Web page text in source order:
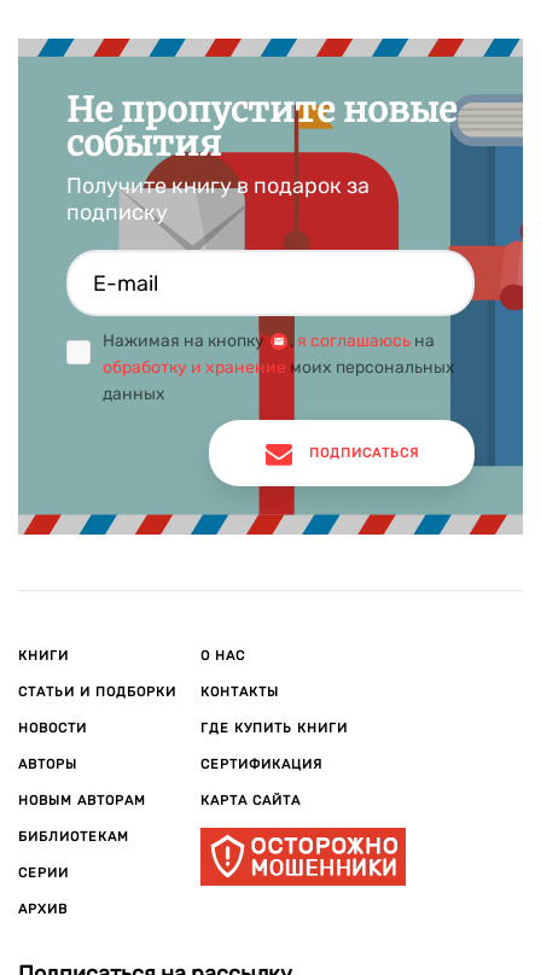
Не пропустите новые
события
Получите книгу в подарок за
подписку
Нажимая на кнопку , я соглашаюсь на
обработку и хранение моих персональных
данных
ПОДПИСАТЬСЯ
КНИГИ
СТАТЬИ И ПОДБОРКИ
НОВОСТИ
АВТОРЫ
НОВЫМ АВТОРАМ
БИБЛИОТЕКАМ
СЕРИИ
АРХИВ
О НАС
КОНТАКТЫ
ГДЕ КУПИТЬ КНИГИ
СЕРТИФИКАЦИЯ
КАРТА САЙТА